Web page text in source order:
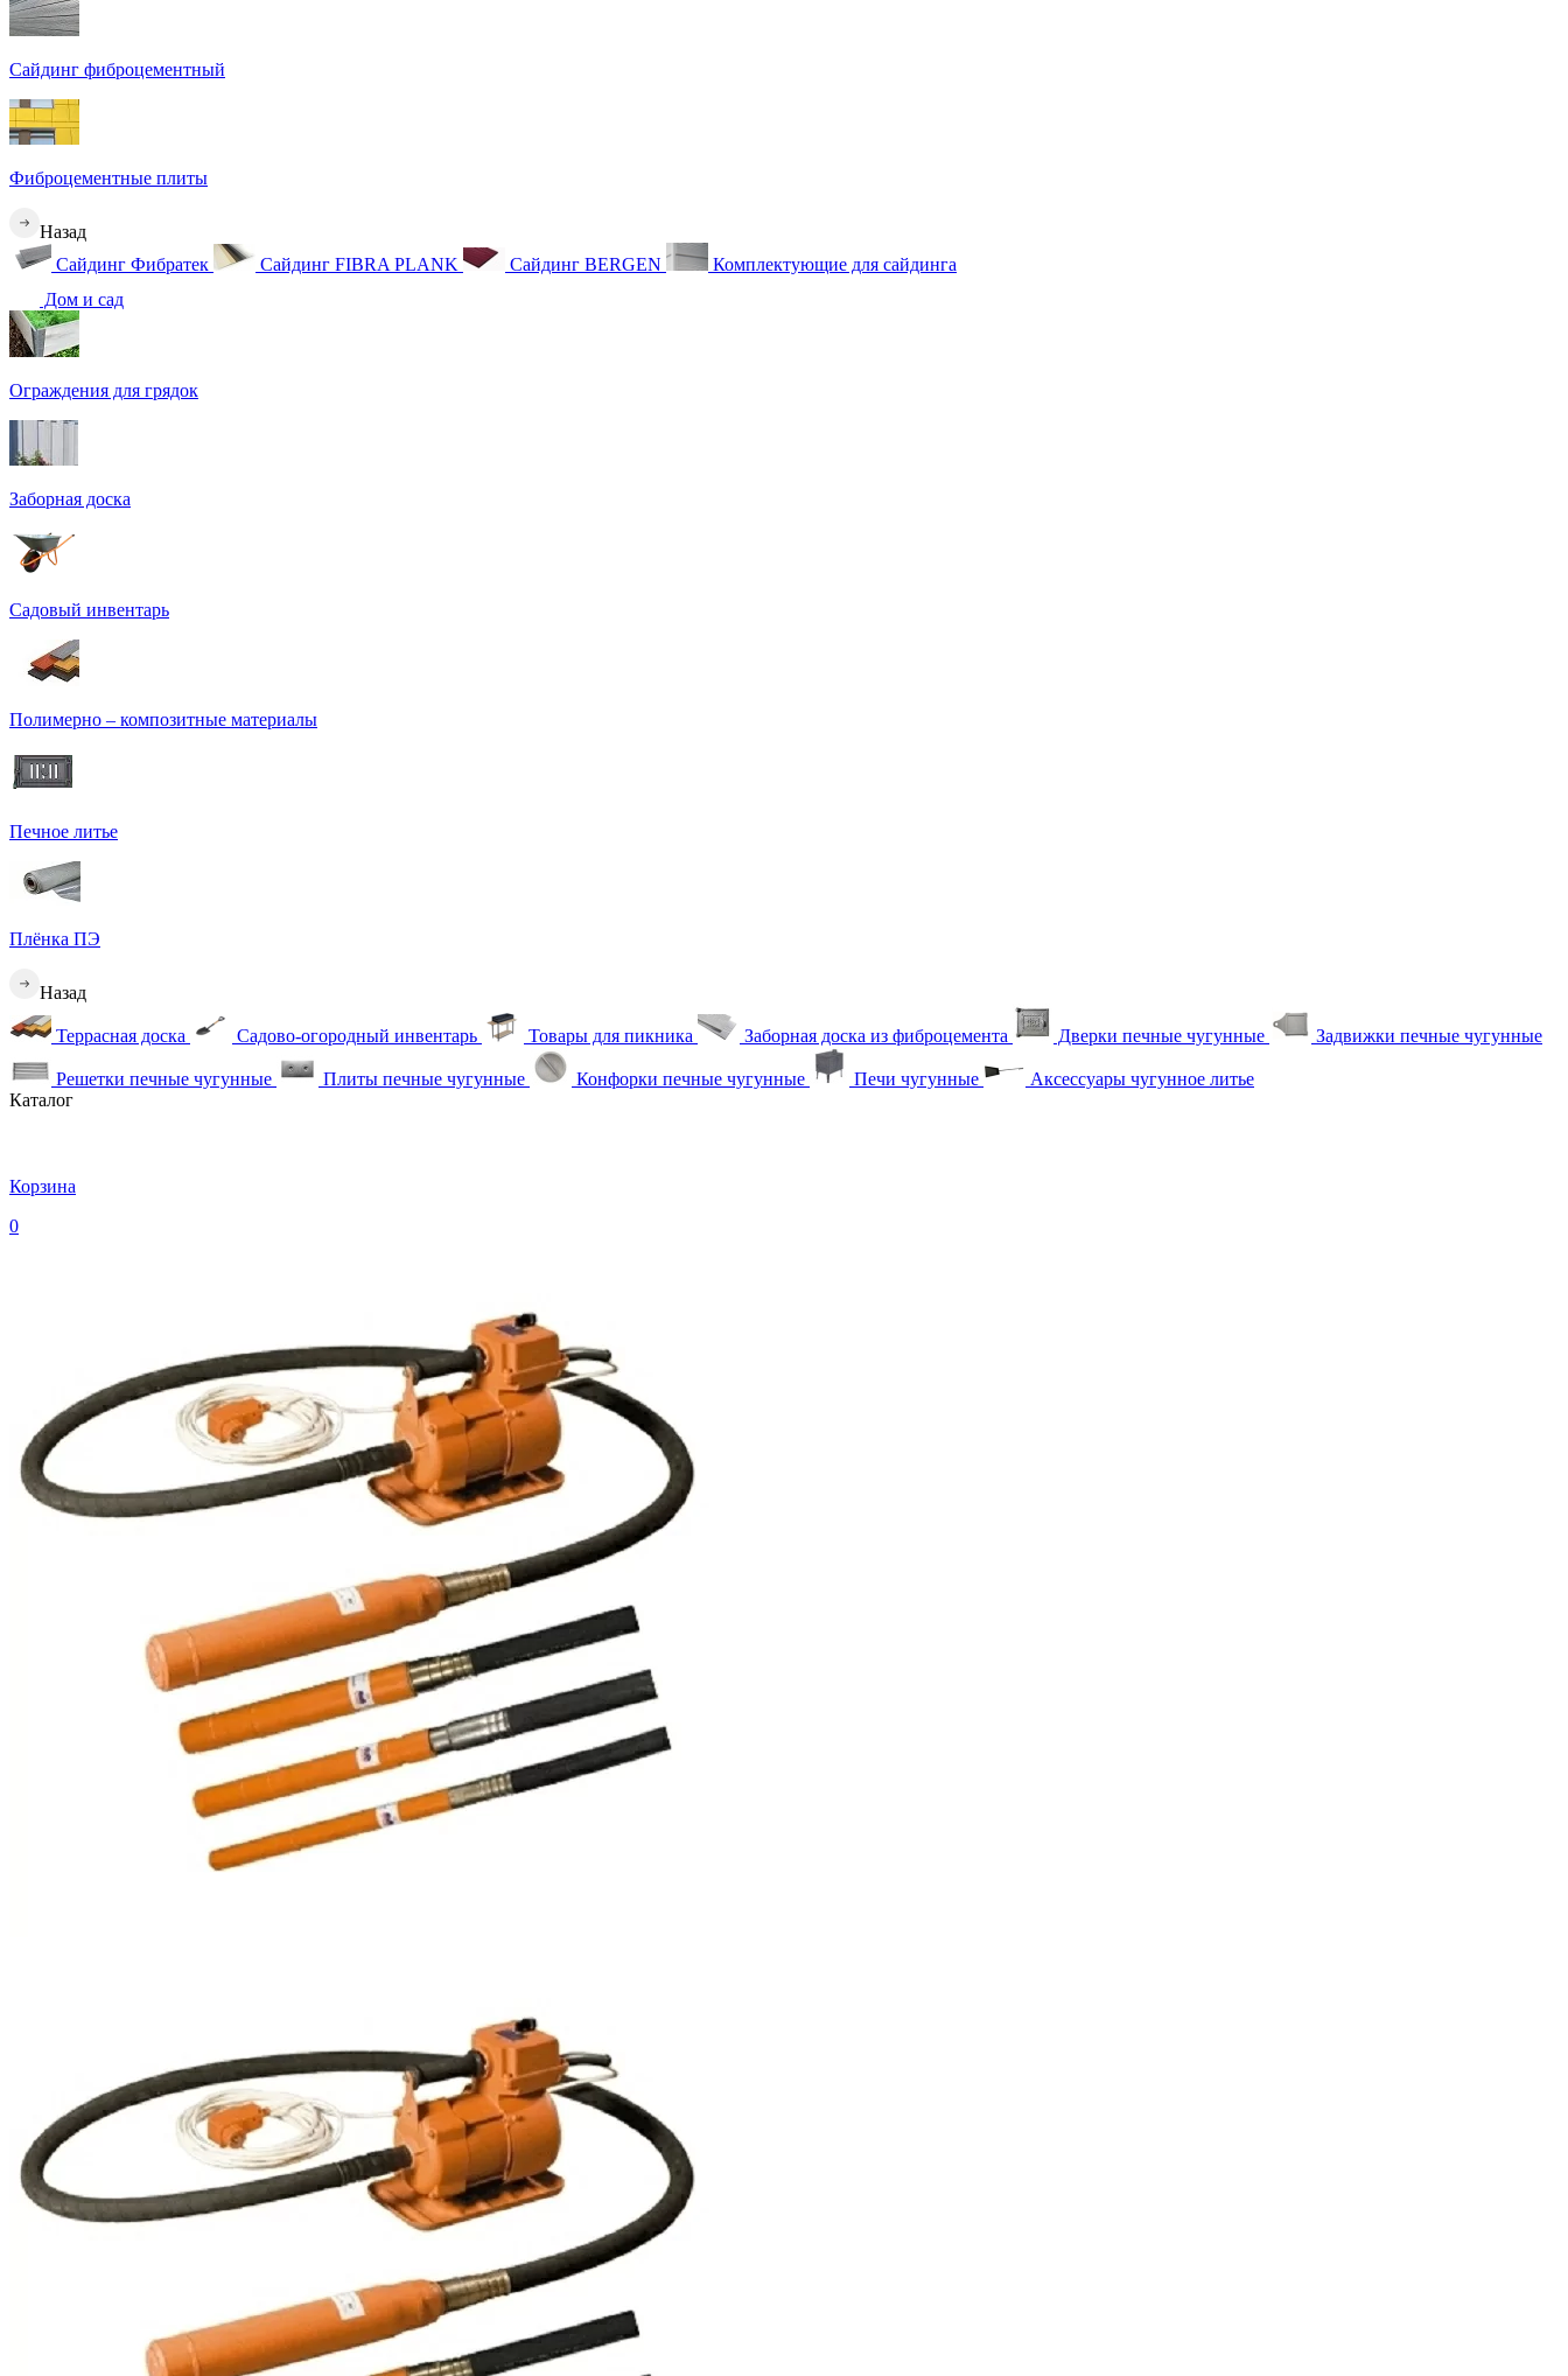
Сайдинг фиброцементный
Фиброцементные плиты
Назад
Сайдинг Фибратек
Сайдинг FIBRA PLANK Сайдинг BERGEN
Комплектующие для сайдинга
Дом и сад
Ограждения для грядок
Заборная доска
Садовый инвентарь
Полимерно – композитные материалы
Печное литье
Плёнка ПЭ
Назад
Террасная доска Садово-огородный инвентарь Товары для пикника Заборная доска из фиброцемента Дверки печные чугунные Задвижки печные чугунные
Решетки печные чугунные Плиты печные чугунные Конфорки печные чугунные Печи чугунные
Аксессуары чугунное литье
Каталог
Корзина
0